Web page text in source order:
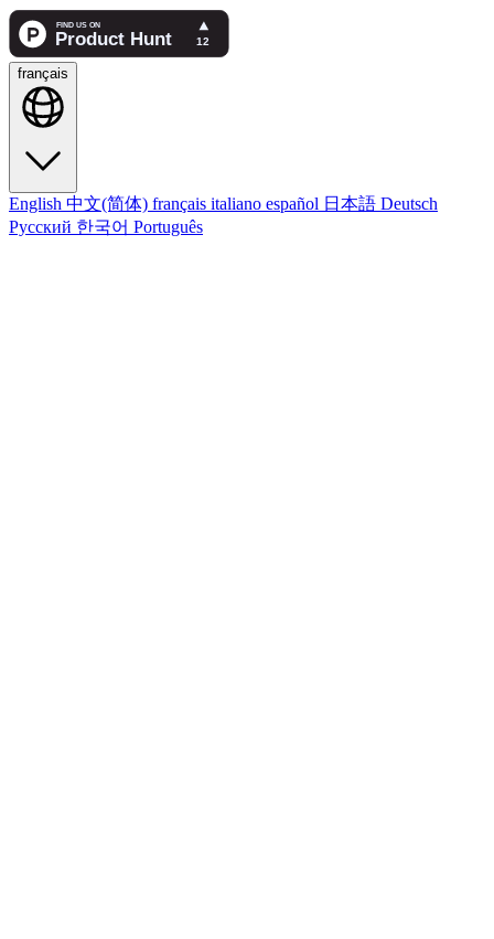
français
English 中文(简体) français italiano español 日本語 Deutsch
Русский 한국어 Português